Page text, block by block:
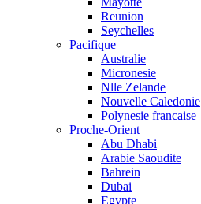
Reunion
Seychelles
Pacifique
Australie
Micronesie
Nlle Zelande
Nouvelle Caledonie
Polynesie francaise
Proche-Orient
Abu Dhabi
Arabie Saoudite
Bahrein
Dubai
Egypte